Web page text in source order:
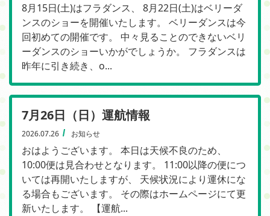
8月15日(土)はフラダンス、 8月22日(土)はベリーダ
ンスのショーを開催いたします。 ベリーダンスは今
回初めての開催です。 中々見ることのできないベリ
ーダンスのショーいかがでしょうか。 フラダンスは
昨年に引き続き、o...
7月26日（日）運航情報
2026.07.26 お知らせ
おはようございます。 本日は天候不良のため、
10:00便は見合わせとなります。 11:00以降の便につ
いては再開いたしますが、 天候状況により運休にな
る場合もございます。 その際はホームページにて更
新いたします。 【運航...